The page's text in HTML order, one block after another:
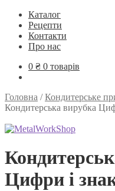
Каталог
Рецепти
Контакти
Про нас
0 ₴ 0 товарів
Головна /Кондитерське
Кондитерська вирубка
Цифри і